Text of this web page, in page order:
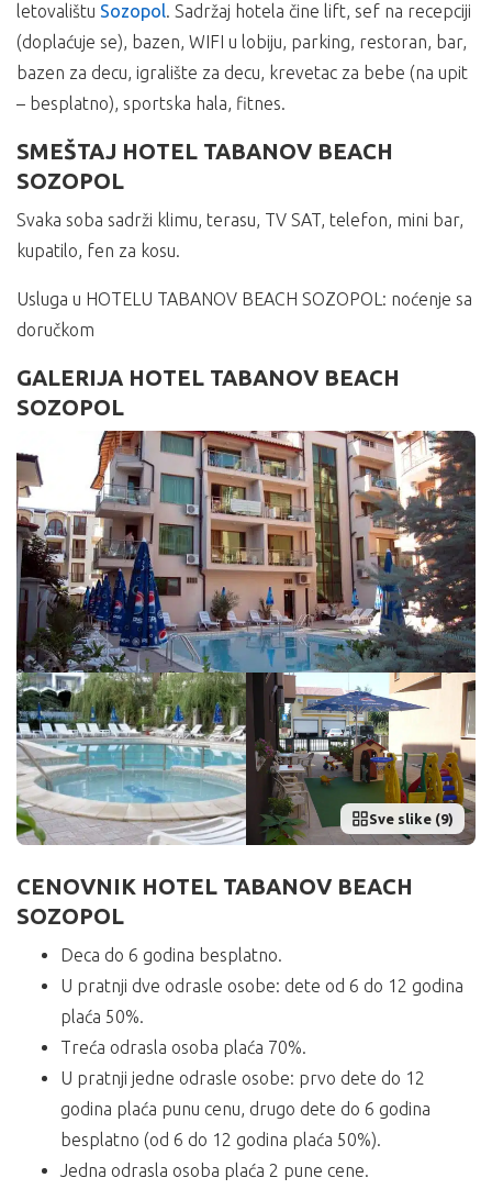
letovalištu Sozopol. Sadržaj hotela čine lift, sef na recepciji
(doplaćuje se), bazen, WIFI u lobiju, parking, restoran, bar,
bazen za decu, igralište za decu, krevetac za bebe (na upit
– besplatno), sportska hala, fitnes.
SMEŠTAJ HOTEL TABANOV BEACH
SOZOPOL
Svaka soba sadrži klimu, terasu, TV SAT, telefon, mini bar,
kupatilo, fen za kosu.
Usluga u HOTELU TABANOV BEACH SOZOPOL: noćenje sa
doručkom
GALERIJA HOTEL TABANOV BEACH
SOZOPOL
Sve slike (9)
CENOVNIK HOTEL TABANOV BEACH
SOZOPOL
Deca do 6 godina besplatno.
U pratnji dve odrasle osobe: dete od 6 do 12 godina
plaća 50%.
Treća odrasla osoba plaća 70%.
U pratnji jedne odrasle osobe: prvo dete do 12
godina plaća punu cenu, drugo dete do 6 godina
besplatno (od 6 do 12 godina plaća 50%).
Jedna odrasla osoba plaća 2 pune cene.